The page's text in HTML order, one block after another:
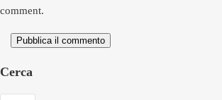
comment.
Pubblica il commento
Cerca